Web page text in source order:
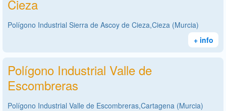
Cieza
Polígono Industrial Sierra de Ascoy de Cieza,Cieza (Murcia)
+ info
Polígono Industrial Valle de
Escombreras
Polígono Industrial Valle de Escombreras,Cartagena (Murcia)